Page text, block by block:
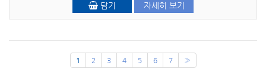
담기 자세히 보기
1 2 3 4 5 6 7 »